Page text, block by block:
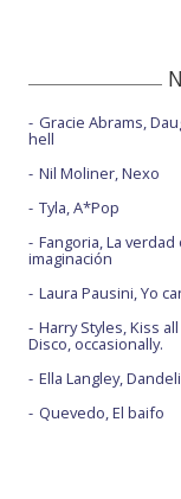
Gracie Abrams,
hell
Nil Moliner, Nexo
Tyla, A*Pop
Fangoria, La verdad
imaginación
Laura Pausini, Yo
Harry Styles, Kiss
Disco, occasionally.
Ella Langley,
Quevedo, El baifo